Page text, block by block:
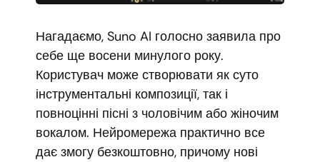
Нагадаємо, Suno AI голосно заявила про
себе ще восени минулого року.
Користувач може створювати як суто
інструментальні композиції, так і
повноцінні пісні з чоловічим або жіночим
вокалом. Нейромережа практично все
дає змогу безкоштовно, причому нові